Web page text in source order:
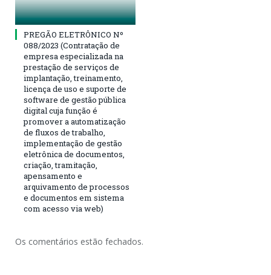
PREGÃO ELETRÔNICO Nº
088/2023 (Contratação de
empresa especializada na
prestação de serviços de
implantação, treinamento,
licença de uso e suporte de
software de gestão pública
digital cuja função é
promover a automatização
de fluxos de trabalho,
implementação de gestão
eletrônica de documentos,
criação, tramitação,
apensamento e
arquivamento de processos
e documentos em sistema
com acesso via web)
Os comentários estão fechados.